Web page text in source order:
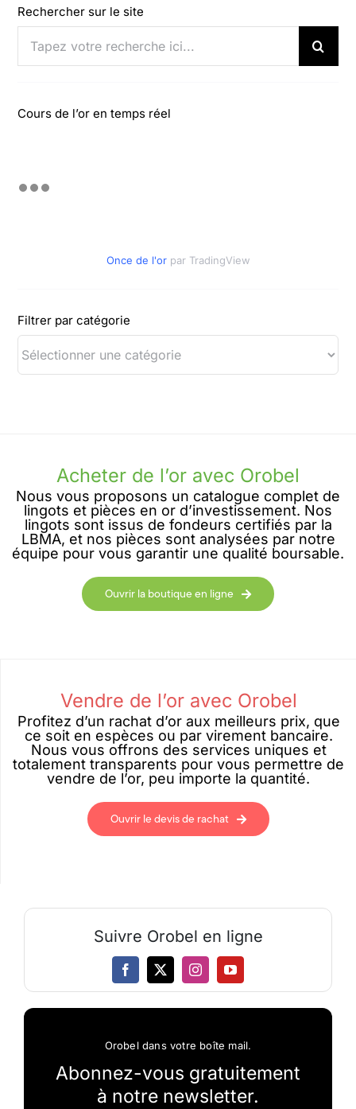
Rechercher sur le site
Cours de l’or en temps réel
Once de l'or par TradingView
Filtrer par catégorie
Acheter de l’or avec Orobel
Nous vous proposons un catalogue complet de
lingots et pièces en or d’investissement. Nos
lingots sont issus de fondeurs certifiés par la
LBMA, et nos pièces sont analysées par notre
équipe pour vous garantir une qualité boursable.
Ouvrir la boutique en ligne
Vendre de l’or avec Orobel
Profitez d’un rachat d’or aux meilleurs prix, que
ce soit en espèces ou par virement bancaire.
Nous vous offrons des services uniques et
totalement transparents pour vous permettre de
vendre de l’or, peu importe la quantité.
Ouvrir le devis de rachat
Suivre Orobel en ligne
Orobel dans votre boîte mail.
Abonnez-vous gratuitement
à notre newsletter.